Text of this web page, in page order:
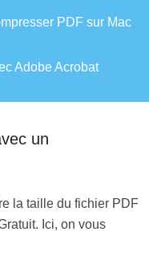
PDF sur Mac
Adobe Acrobat
un
la taille du fichier PDF
Ici, on vous